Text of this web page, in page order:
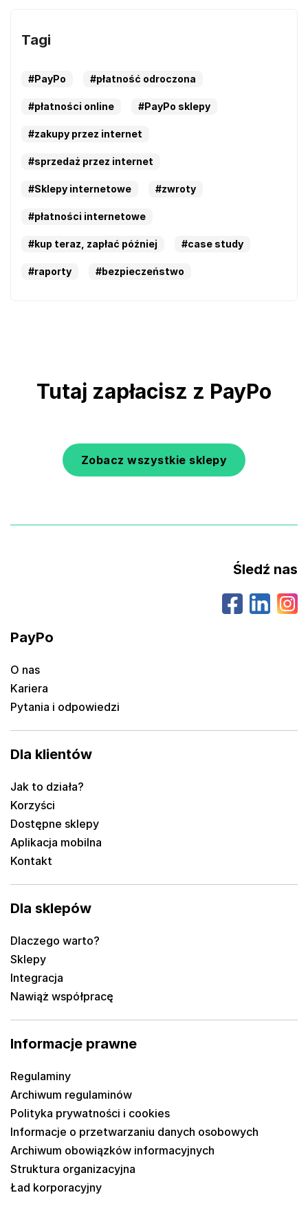
Tagi
#PayPo #płatność odroczona
#płatności online #PayPo sklepy
#zakupy przez internet
#sprzedaż przez internet
#Sklepy internetowe #zwroty
#płatności internetowe
#kup teraz, zapłać później #case study
#raporty #bezpieczeństwo
Tutaj zapłacisz z PayPo
Zobacz wszystkie sklepy
PayPo
O nas
Kariera
Pytania i odpowiedzi
Dla klientów
Jak to działa?
Korzyści
Dostępne sklepy
Aplikacja mobilna
Kontakt
Dla sklepów
Dlaczego warto?
Sklepy
Integracja
Nawiąż współpracę
Informacje prawne
Regulaminy
Archiwum regulaminów
Polityka prywatności i cookies
Informacje o przetwarzaniu danych osobowych
Archiwum obowiązków informacyjnych
Struktura organizacyjna
Ład korporacyjny
Śledź nas